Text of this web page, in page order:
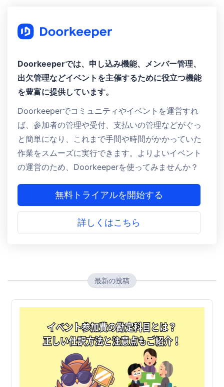
Doorkeeperでは、申し込み機能、メンバー管理、
出欠管理などイベントを主催するために役立つ機能
を豊富に提供しています。
Doorkeeperでコミュニティやイベントを運営すれ
ば、参加者の管理や受付、支払いの管理などがぐっ
と簡単になり、これまで手間や時間がかかっていた
作業をスムーズに実行できます。よりよいイベント
の運営のため、Doorkeeperを使ってみませんか？
無料トライアルを開始する
詳しくはこちら
最新の投稿